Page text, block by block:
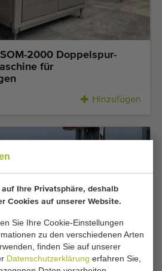
Ihre Privatsphäre, deshalb
Cookies auf unserer Website.
Sie Ihre Cookie-Einstellungen
zu den verschiedenen Arten
finden Sie auf unserer
Datenschutzerklärung erfahren Sie,
2000 Doppelspur-
für
Hinzufügen